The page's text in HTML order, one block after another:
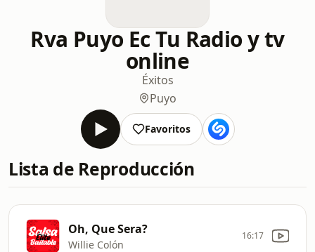
Rva Puyo Ec Tu Radio y tv
online
Éxitos
Puyo
Favoritos
Lista de Reproducción
Oh, Que Sera?
Willie Colón
16:17